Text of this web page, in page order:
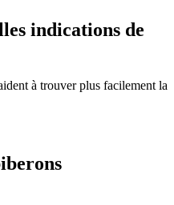
indications de
à trouver plus facilement la